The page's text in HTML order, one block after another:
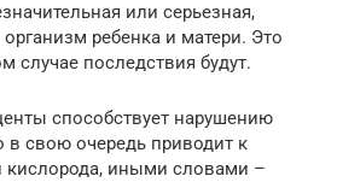
или серьезная,
ребенка и матери. Это
случае последствия будут.
способствует нарушению
в свою очередь приводит к
кислорода, иными словами –